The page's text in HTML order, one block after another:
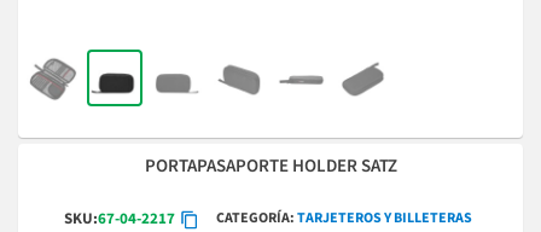
PORTAPASAPORTE HOLDER SATZ
SKU:67-04-2217 CATEGORÍA TARJETEROS Y BILLETERAS